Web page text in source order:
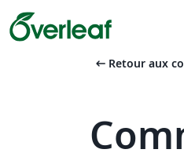
arrow_left_alt Retour aux